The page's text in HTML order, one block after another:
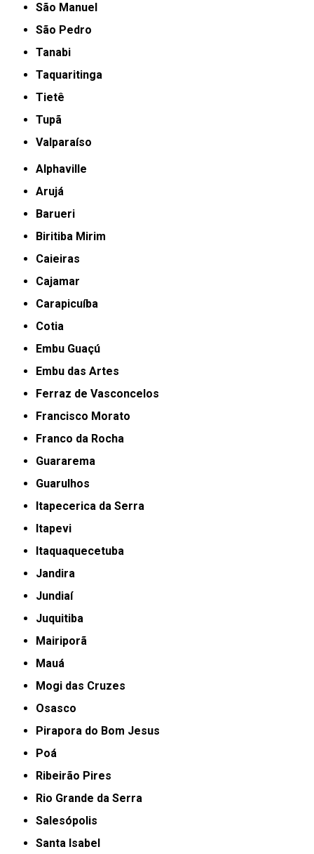
São Manuel
São Pedro
Tanabi
Taquaritinga
Tietê
Tupã
Valparaíso
Alphaville
Arujá
Barueri
Biritiba Mirim
Caieiras
Cajamar
Carapicuíba
Cotia
Embu Guaçú
Embu das Artes
Ferraz de Vasconcelos
Francisco Morato
Franco da Rocha
Guararema
Guarulhos
Itapecerica da Serra
Itapevi
Itaquaquecetuba
Jandira
Jundiaí
Juquitiba
Mairiporã
Mauá
Mogi das Cruzes
Osasco
Pirapora do Bom Jesus
Poá
Ribeirão Pires
Rio Grande da Serra
Salesópolis
Santa Isabel